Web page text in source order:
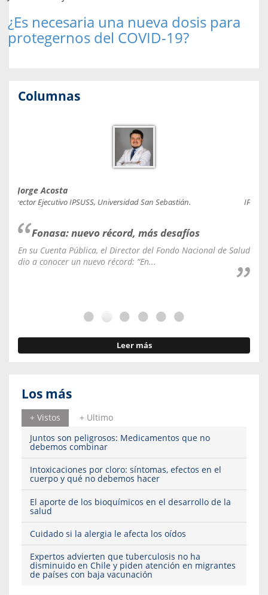
¿Es necesaria una nueva dosis para
protegernos del COVID-19?
Columnas
Jorge Acosta
Director Ejecutivo IPSUSS, Universidad San Sebastián.
Fonasa: nuevo récord, más desafíos
En su Cuenta Pública, el Director del Fondo Nacional de Salud
dio a conocer un nuevo récord: “En...
Leer más
Los más
+ Vistos
+ Ultimo
Juntos son peligrosos: Medicamentos que no
debemos combinar
Intoxicaciones por cloro: síntomas, efectos en el
cuerpo y qué no debemos hacer
El aporte de los bioquímicos en el desarrollo de la
salud
Cuidado si la alergia le afecta los oídos
Expertos advierten que tuberculosis no ha
disminuido en Chile y piden atención en migrantes
de países con baja vacunación